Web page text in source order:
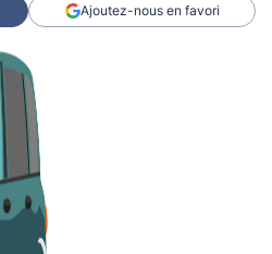
Ajoutez-nous en favori